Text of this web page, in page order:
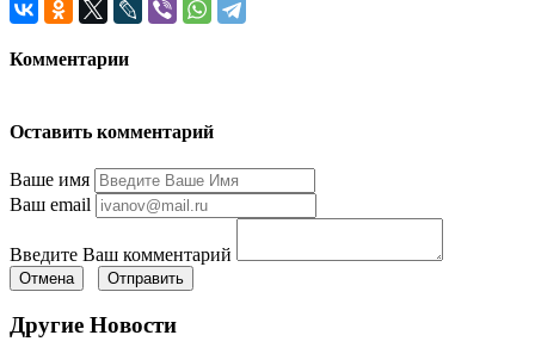
Комментарии
Оставить комментарий
Ваше имя
Ваш email
Введите Ваш комментарий
Отмена Отправить
Другие Новости